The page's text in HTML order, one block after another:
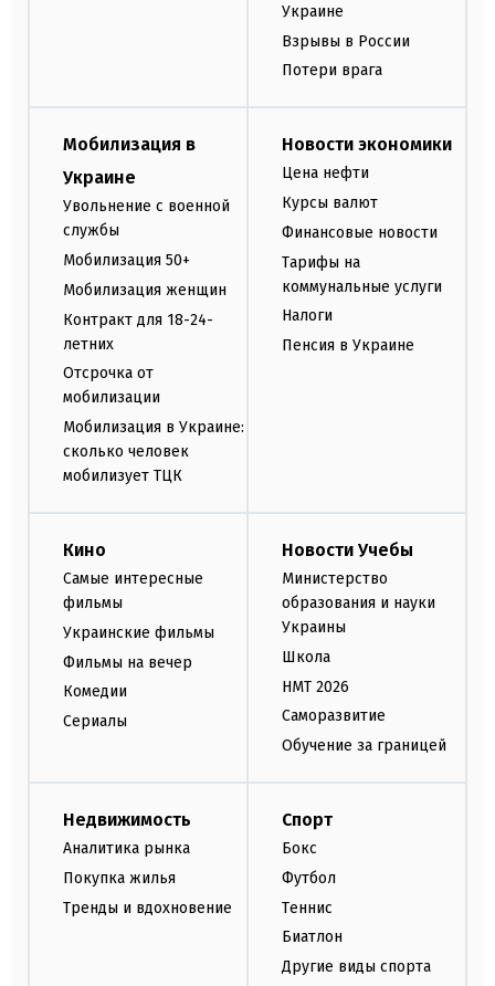
Украине
Взрывы в России
Потери врага
Мобилизация в
Украине
Увольнение с военной
службы
Мобилизация 50+
Мобилизация женщин
Контракт для 18-24-
летних
Отсрочка от
мобилизации
Мобилизация в Украине:
сколько человек
мобилизует ТЦК
Новости экономики
Цена нефти
Курсы валют
Финансовые новости
Тарифы на
коммунальные услуги
Налоги
Пенсия в Украине
Кино
Самые интересные
фильмы
Украинские фильмы
Фильмы на вечер
Комедии
Сериалы
Новости Учебы
Министерство
образования и науки
Украины
Школа
НМТ 2026
Саморазвитие
Обучение за границей
Недвижимость
Аналитика рынка
Покупка жилья
Тренды и вдохновение
Спорт
Бокс
Футбол
Теннис
Биатлон
Другие виды спорта